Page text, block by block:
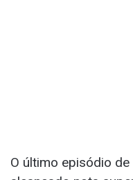
O último episódio de